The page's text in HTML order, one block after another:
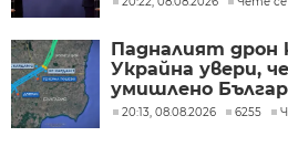
Падналият дрон
Украйна увери,
умишлено
разследване
20:13, 08.08.2026 6255